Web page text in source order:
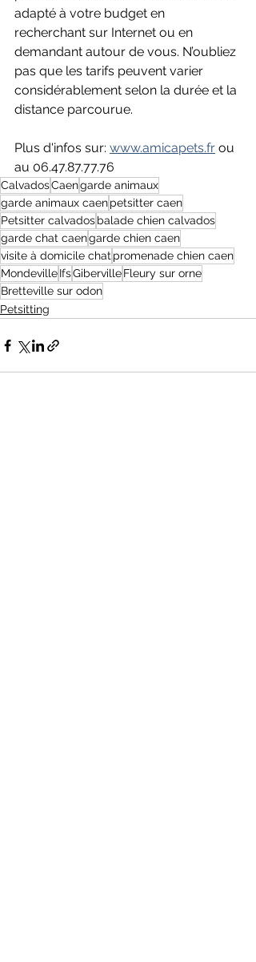
adapté à votre budget en
recherchant sur Internet ou en
demandant autour de vous. N’oubliez
pas que les tarifs peuvent varier
considérablement selon la durée et la
distance parcourue.
Plus d'infos sur: www.amicapets.fr ou
au 06.47.87.77.76
CalvadosCaengarde animaux
garde animaux caenpetsitter caen
Petsitter calvadosbalade chien calvados
garde chat caengarde chien caen
visite à domicile chat promenade chien caen
MondevilleIfsGibervilleFleury sur orne
Bretteville sur odon
Petsitting